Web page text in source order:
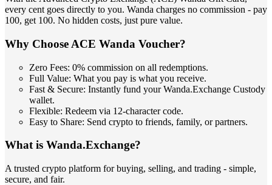
every cent goes directly to you. Wanda charges no commission - pay
100, get 100. No hidden costs, just pure value.
Why Choose ACE Wanda Voucher?
Zero Fees: 0% commission on all redemptions.
Full Value: What you pay is what you receive.
Fast & Secure: Instantly fund your Wanda.Exchange Custody
wallet.
Flexible: Redeem via 12-character code.
Easy to Share: Send crypto to friends, family, or partners.
What is Wanda.Exchange?
A trusted crypto platform for buying, selling, and trading - simple,
secure, and fair.